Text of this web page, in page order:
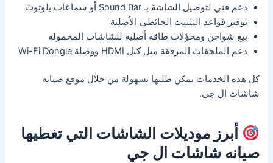
دعم فني لتوصيل الشاشة بـ Sound Bar أو سماعات بلوتوث
توفير قواعد التثبيت الحائطي الأصلية
بيع شواحن ومحوّلات طاقة أصلية للشاشات المحمولة
دعم الملحقات المرفقة مثل كبل HDMI ووصلة Wi-Fi Dongle
كل هذه الخدمات يمكن طلبها بسهولة من خلال موقع صيانه
شاشات ال جي.
أبرز موديلات الشاشات التي تغطيها
صيانه شاشات ال جي